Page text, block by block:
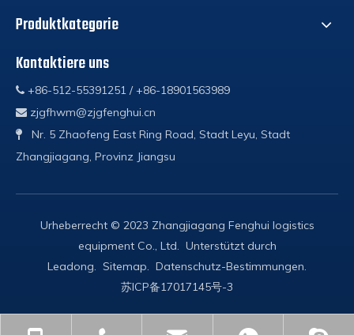
Produktkategorie
Kontaktiere uns
 +86-512-55391251 / +86-18901563989
 zjgfhwm@zjgfenghui.cn

Nr. 5 Zhaofeng East Ring Road, Stadt Leyu, Stadt
Zhangjiagang, Provinz Jiangsu
Urheberrecht © 2023 Zhangjiagang Fenghui logistics
equipment Co., Ltd. Unterstützt durch
Leadong. Sitemap. Datenschutz-Bestimmungen.
苏ICP备17017145号-3